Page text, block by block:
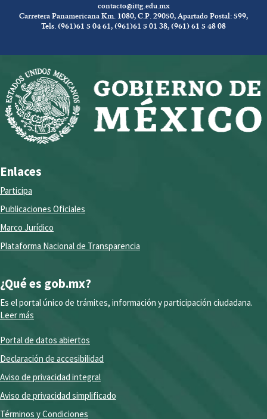
contacto@ittg.edu.mx
Carretera Panamericana Km. 1080, C.P. 29050, Apartado Postal: 599,
Tels. (961)61 5 04 61, (961)61 5 01 38, (961) 61 5 48 08
Enlaces
Participa
Publicaciones Oficiales
Marco Jurídico
Plataforma Nacional de Transparencia
¿Qué es gob.mx?
Es el portal único de trámites, información y participación ciudadana.
Leer más
Portal de datos abiertos
Declaración de accesibilidad
Aviso de privacidad integral
Aviso de privacidad simplificado
Términos y Condiciones